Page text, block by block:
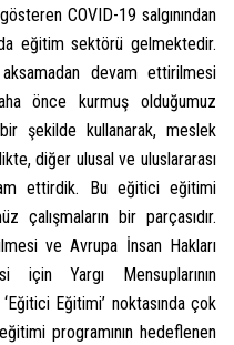
COVID-19 salgınından
eğitim sektörü gelmektedir.
devam ettirilmesi
önce kurmuş olduğumuz
şekilde kullanarak, meslek
diğer ulusal ve uluslararası
ettirdik. Bu eğitici eğitimi
çalışmaların bir parçasıdır.
ve Avrupa İnsan Hakları
için Yargı Mensuplarının
Eğitimi’ noktasında çok
programının hedeflenen